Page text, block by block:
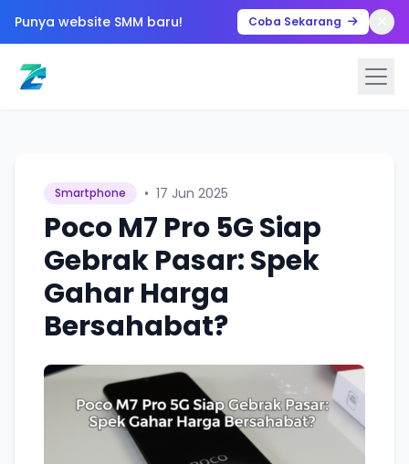
Punya website SMM baru! Coba Sekarang
Smartphone • 17 Jun 2025
Poco M7 Pro 5G Siap
Gebrak Pasar: Spek
Gahar Harga
Bersahabat?